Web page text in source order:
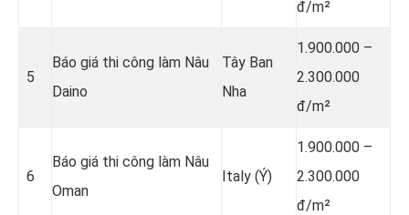
đ/m²
5
Báo giá thi công làm Nâu
Daino
Tây Ban
Nha
1.900.000 –
2.300.000
đ/m²
6
Báo giá thi công làm Nâu
Oman
Italy (Ý)
1.900.000 –
2.300.000
đ/m²